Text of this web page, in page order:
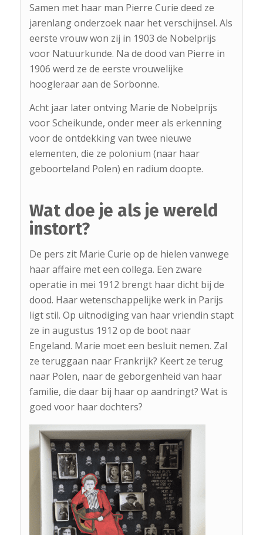
Samen met haar man Pierre Curie deed ze
jarenlang onderzoek naar het verschijnsel. Als
eerste vrouw won zij in 1903 de Nobelprijs
voor Natuurkunde. Na de dood van Pierre in
1906 werd ze de eerste vrouwelijke
hoogleraar aan de Sorbonne.
Acht jaar later ontving Marie de Nobelprijs
voor Scheikunde, onder meer als erkenning
voor de ontdekking van twee nieuwe
elementen, die ze polonium (naar haar
geboorteland Polen) en radium doopte.
Wat doe je als je wereld
instort?
De pers zit Marie Curie op de hielen vanwege
haar affaire met een collega. Een zware
operatie in mei 1912 brengt haar dicht bij de
dood. Haar wetenschappelijke werk in Parijs
ligt stil. Op uitnodiging van haar vriendin stapt
ze in augustus 1912 op de boot naar
Engeland. Marie moet een besluit nemen. Zal
ze teruggaan naar Frankrijk? Keert ze terug
naar Polen, naar de geborgenheid van haar
familie, die daar bij haar op aandringt? Wat is
goed voor haar dochters?